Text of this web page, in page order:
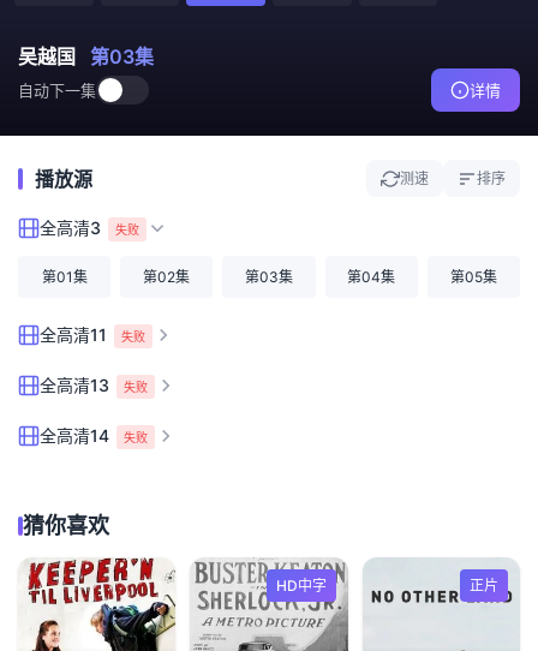
吴越国 第03集
自动下一集 详情
播放源 测速 排序
全高清3 失败
第01集 第02集 第03集 第04集 第05集
全高清11 失败
全高清13 失败
全高清14 失败
猜你喜欢
HD中字 正片